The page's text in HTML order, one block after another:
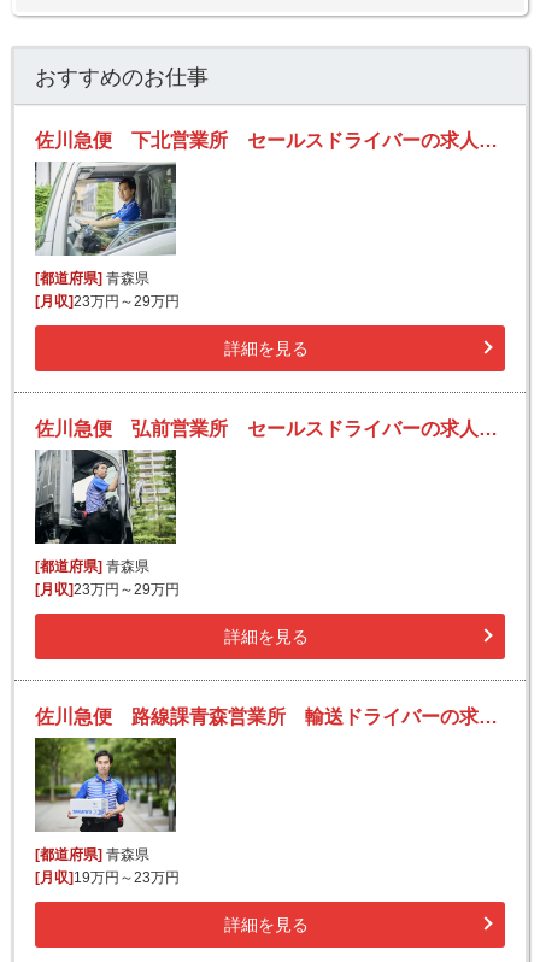
おすすめのお仕事
佐川急便 下北営業所 セールスドライバーの求人！安定収入と働きがい！大手の佐川急便で長期的に活躍できるチャンス♪
[都道府県] 青森県
[月収]23万円～29万円
詳細を見る
佐川急便 弘前営業所 セールスドライバーの求人！安定収入と働きがい！大手の佐川急便で長期的に活躍できるチャンス♪
[都道府県] 青森県
[月収]23万円～29万円
詳細を見る
佐川急便 路線課青森営業所 輸送ドライバーの求人！安定収入と働きがい！大手の佐川急便で長期的に活躍できるチャンス♪
[都道府県]青森県
[月収]19万円～23万円
詳細を見る